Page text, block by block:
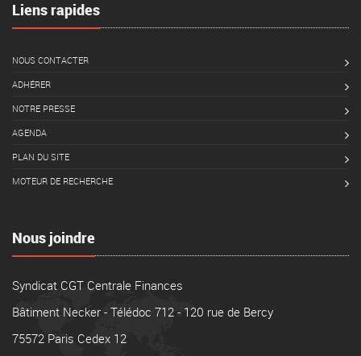
Liens rapides
NOUS CONTACTER
ADHÉRER
NOTRE PRESSE
AGENDA
PLAN DU SITE
MOTEUR DE RECHERCHE
Nous joindre
Syndicat CGT Centrale Finances
Bâtiment Necker - Télédoc 712 - 120 rue de Bercy
75572 Paris Cedex 12